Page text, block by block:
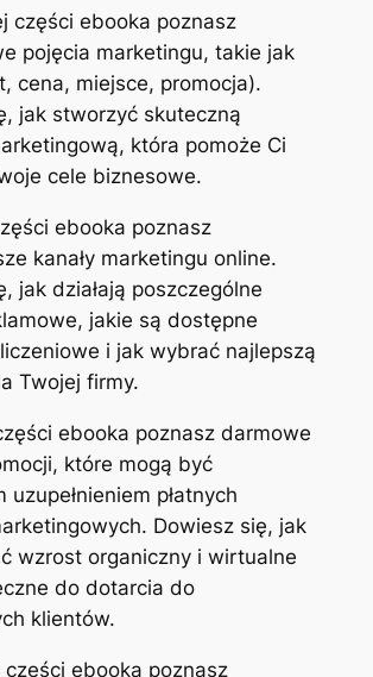
części ebooka poznasz
pojęcia marketingu, takie jak
cena, miejsce, promocja).
jak stworzyć skuteczną
która pomoże Ci
cele biznesowe.
ebooka poznasz
kanały marketingu online.
jak działają poszczególne
jakie są dostępne
i jak wybrać najlepszą
Twojej firmy.
ebooka poznasz darmowe
które mogą być
uzupełnieniem płatnych
Dowiesz się, jak
wzrost organiczny i wirtualne
do dotarcia do
klientów.
ebooka poznasz